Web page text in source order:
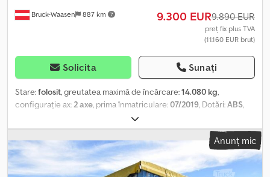
Bruck-Waasen 887 km 9.300 EUR9.890 EUR
preț fix plus TVA
(11.160 EUR brut)
Solicita Sunați
Stare:folosit, greutatea maximă de încărcare:14.080 kg,
configurație ax:2 axe, prima înmatriculare:07/2019, Dotări:ABS,
Remorcă basculantă WTS Kipp ? WAB – remorcă cu axe SAF +
sistem Sicom WAB Totul dintr-o privire: · Prima înmatriculare:
11.07.2019 · Culoare: gri · Greutate proprie: 3.920 kg (remorcă) ·
Sarcina utilă: 14.080 kg · Anvelope: 385/55 R 22,5 · Observații:
Disponibilă imediat Echipare specială: Basculare – WAB, container
Anunț mic